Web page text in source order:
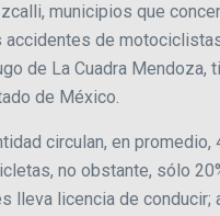
municipios que
accidentes de
de La Cuadra Mendoza,
de México.
circulan, en promedio,
no obstante, sólo
lleva licencia de conducir;